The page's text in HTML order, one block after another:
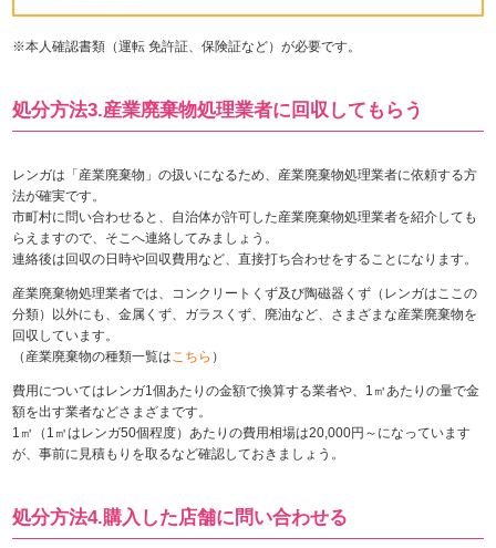
※本人確認書類（運転 免許証、保険証など）が必要です。
処分方法3.産業廃棄物処理業者に回収してもらう
レンガは「産業廃棄物」の扱いになるため、産業廃棄物処理業者に依頼する方
法が確実です。
市町村に問い合わせると、自治体が許可した産業廃棄物処理業者を紹介しても
らえますので、そこへ連絡してみましょう。
連絡後は回収の日時や回収費用など、直接打ち合わせをすることになります。
産業廃棄物処理業者では、コンクリートくず及び陶磁器くず（レンガはここの
分類）以外にも、金属くず、ガラスくず、廃油など、さまざまな産業廃棄物を
回収しています。
（産業廃棄物の種類一覧はこちら ）
費用についてはレンガ1個あたりの金額で換算する業者や、1㎥あたりの量で金
額を出す業者などさまざまです。
1㎥（1㎥はレンガ50個程度）あたりの費用相場は20,000円～になっています
が、事前に見積もりを取るなど確認しておきましょう。
処分方法4.購入した店舗に問い合わせる